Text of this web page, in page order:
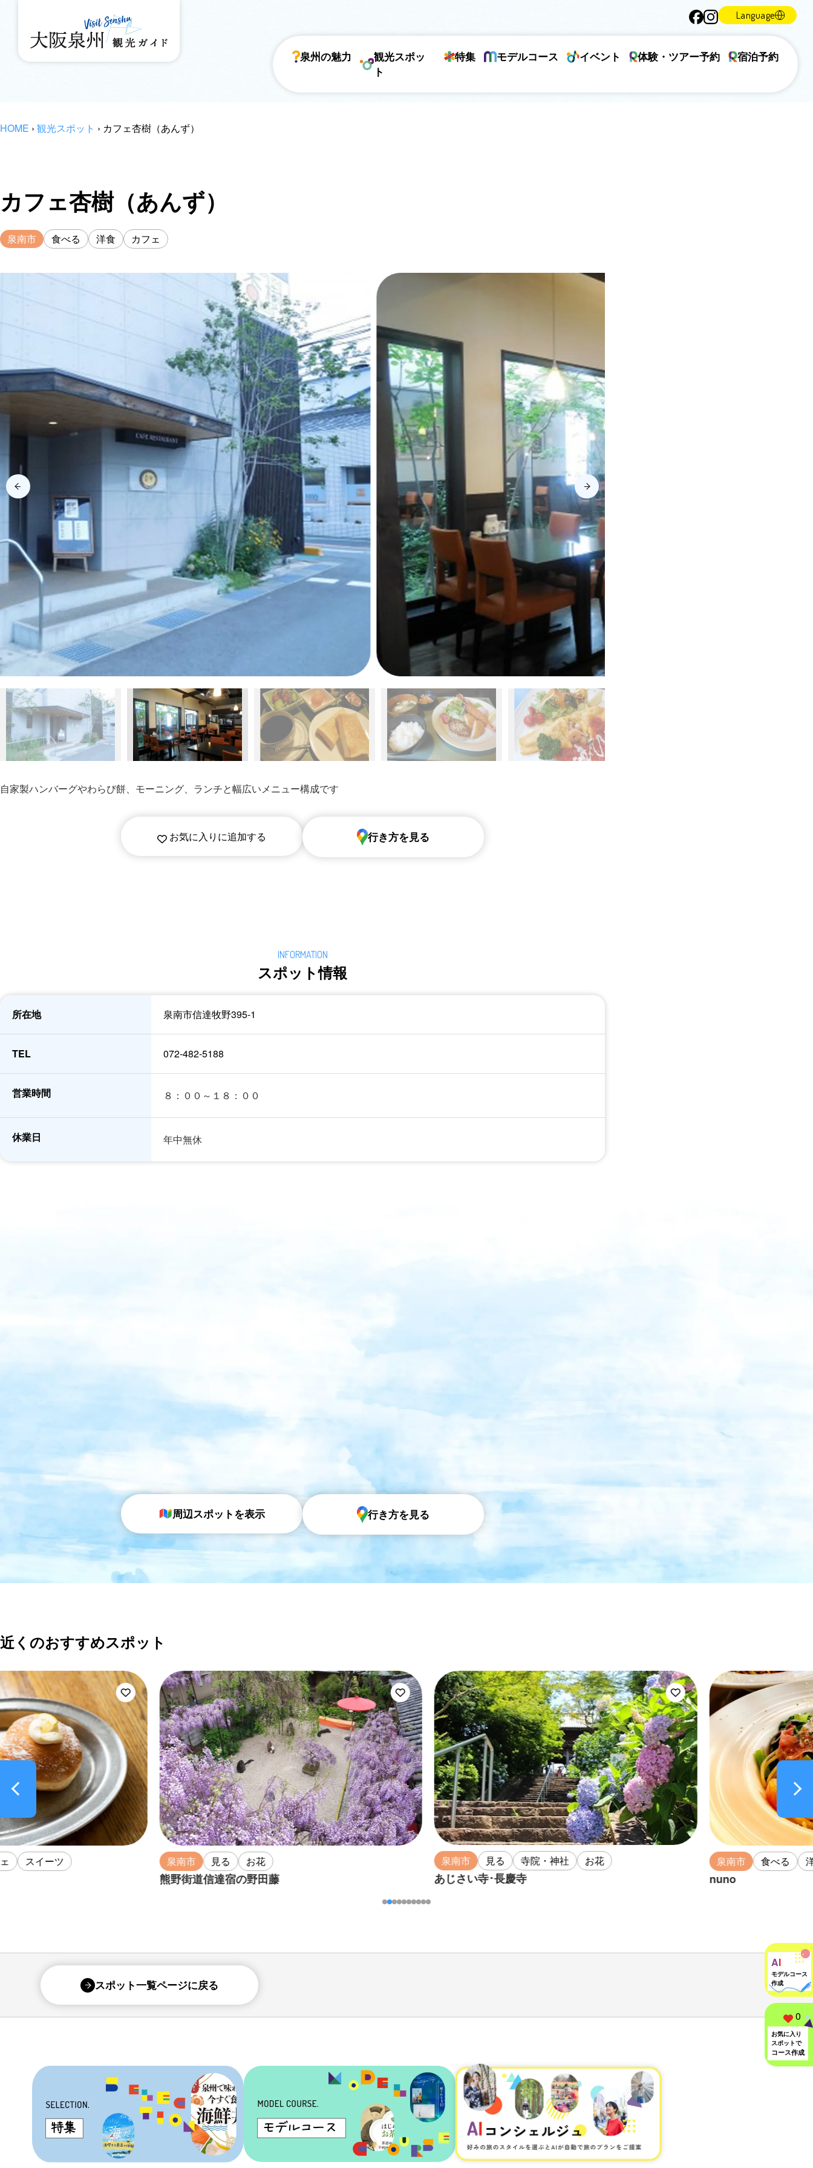
Language
泉州の魅力
観光スポッ
ト
特集 モデルコース イベント 体験・ツアー予約 宿泊予約
HOME › 観光スポット › カフェ杏樹（あんず）
カフェ杏樹（あんず）
泉南市 食べる 洋食 カフェ
自家製ハンバーグやわらび餅、モーニング、ランチと幅広いメニュー構成です
お気に入りに追加する 行き方を見る
スポット情報
所在地 泉南市信達牧野395-1
TEL 072-482-5188
営業時間 ８：００～１８：００
休業日 年中無休
周辺スポットを表示 行き方を見る
近くのおすすめスポット
泉南市 見る お花
あじさい寺･長慶寺
泉南市 食べる
スポット一覧ページに戻る
AI
モデルコース
作成
0
お気に入り
スポットで
コース作成